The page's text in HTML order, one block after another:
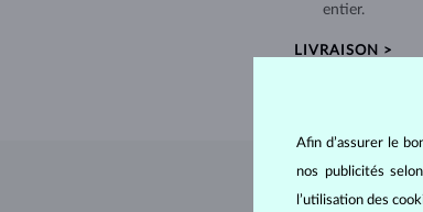
entier.
LIVRAISON >
Afin d’assurer le
nos publicités
l’utilisation des